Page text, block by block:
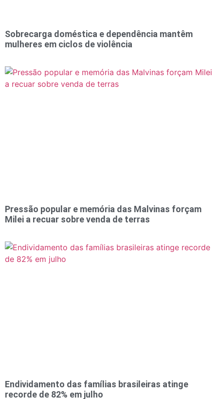
Sobrecarga doméstica e dependência mantêm
mulheres em ciclos de violência
Pressão popular e memória das Malvinas forçam
Milei a recuar sobre venda de terras
Endividamento das famílias brasileiras atinge
recorde de 82% em julho